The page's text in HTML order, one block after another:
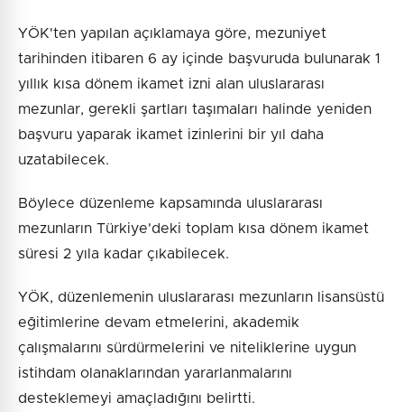
YÖK'ten yapılan açıklamaya göre, mezuniyet
tarihinden itibaren 6 ay içinde başvuruda bulunarak 1
yıllık kısa dönem ikamet izni alan uluslararası
mezunlar, gerekli şartları taşımaları halinde yeniden
başvuru yaparak ikamet izinlerini bir yıl daha
uzatabilecek.
Böylece düzenleme kapsamında uluslararası
mezunların Türkiye'deki toplam kısa dönem ikamet
süresi 2 yıla kadar çıkabilecek.
YÖK, düzenlemenin uluslararası mezunların lisansüstü
eğitimlerine devam etmelerini, akademik
çalışmalarını sürdürmelerini ve niteliklerine uygun
istihdam olanaklarından yararlanmalarını
desteklemeyi amaçladığını belirtti.